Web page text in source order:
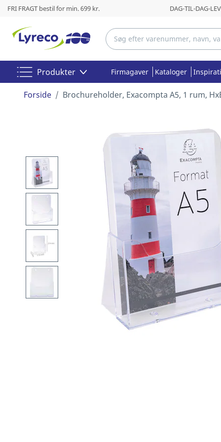
FRI FRAGT bestil for min. 699 kr. DAG-TIL-DAG-
Produkter Firmagaver Kataloger
Forside Brochureholder, Exacompta A5, 1 rum,